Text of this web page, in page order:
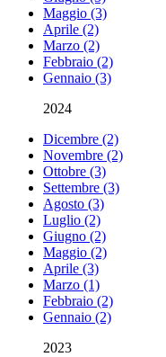
Maggio (3)
Aprile (2)
Marzo (2)
Febbraio (2)
Gennaio (3)
2024
Dicembre (2)
Novembre (2)
Ottobre (3)
Settembre (3)
Agosto (3)
Luglio (2)
Giugno (2)
Maggio (2)
Aprile (3)
Marzo (1)
Febbraio (2)
Gennaio (2)
2023